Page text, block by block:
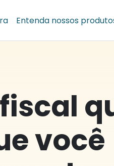
Entenda nossos
você